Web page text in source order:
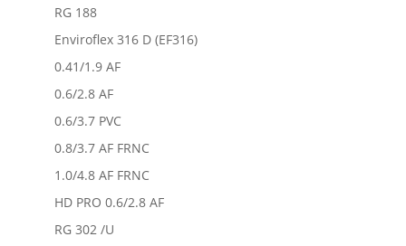
RG 188
Enviroflex 316 D (EF316)
0.41/1.9 AF
0.6/2.8 AF
0.6/3.7 PVC
0.8/3.7 AF FRNC
1.0/4.8 AF FRNC
HD PRO 0.6/2.8 AF
RG 302 /U